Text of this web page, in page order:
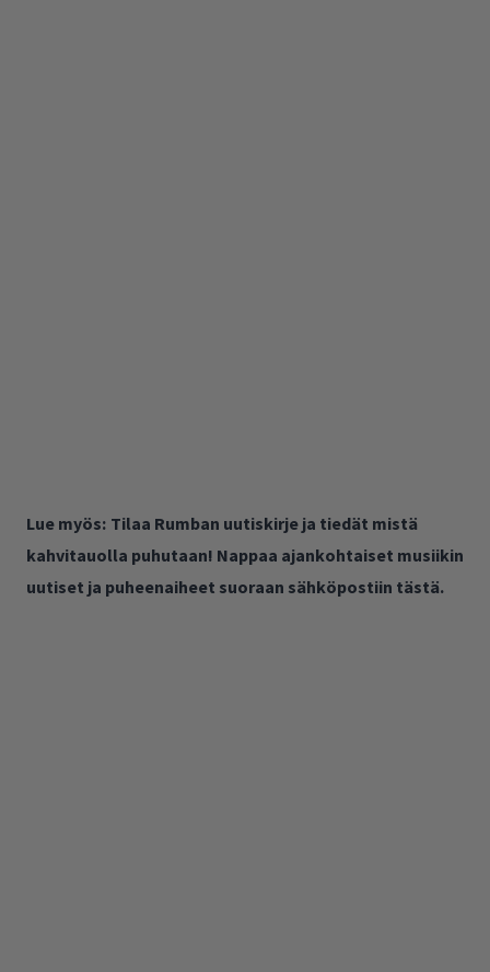
Lue myös: Tilaa Rumban uutiskirje ja tiedät mistä
kahvitauolla puhutaan! Nappaa ajankohtaiset musiikin
uutiset ja puheenaiheet suoraan sähköpostiin tästä.